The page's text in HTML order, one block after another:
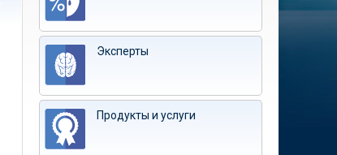
Эксперты
Продукты и услуги